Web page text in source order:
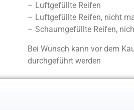
– Luftgefüllte Reifen
– Luftgefüllte Reifen, nicht
– Schaumgefüllte Reifen,
Bei Wunsch kann vor dem
durchgeführt werden